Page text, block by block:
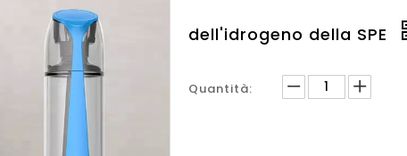
dell'idrogeno della SPE
Quantità: